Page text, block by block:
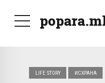
LIFE STORY ИСХРАНА